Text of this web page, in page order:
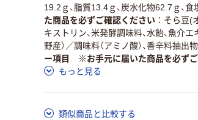
19.2ｇ、脂質13.4ｇ、炭水化物62.7ｇ、食
た商品を必ずご確認ください
そら豆(
キストリン、米発酵調味料、水飴、魚介
野産）／調味料（アミノ酸）、香辛料抽出
ー項目 ※お手元に届いた商品を必ずご
もっと見る
類似商品と比較する